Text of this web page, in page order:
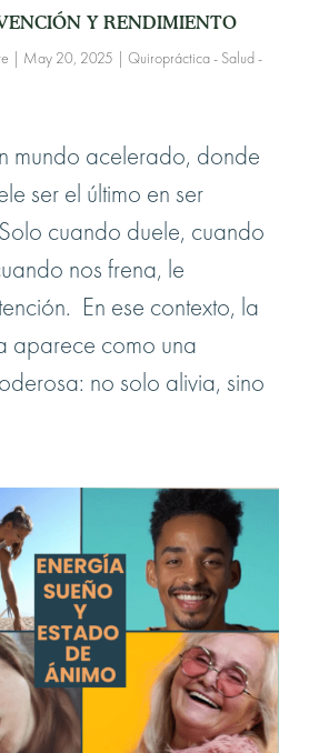
Y RENDIMIENTO
May 20, 2025 Quiropráctica - Salud -
mundo acelerado, donde
ser el último en ser
cuando duele, cuando
nos frena, le
En ese contexto, la
aparece como una
no solo alivia, sino